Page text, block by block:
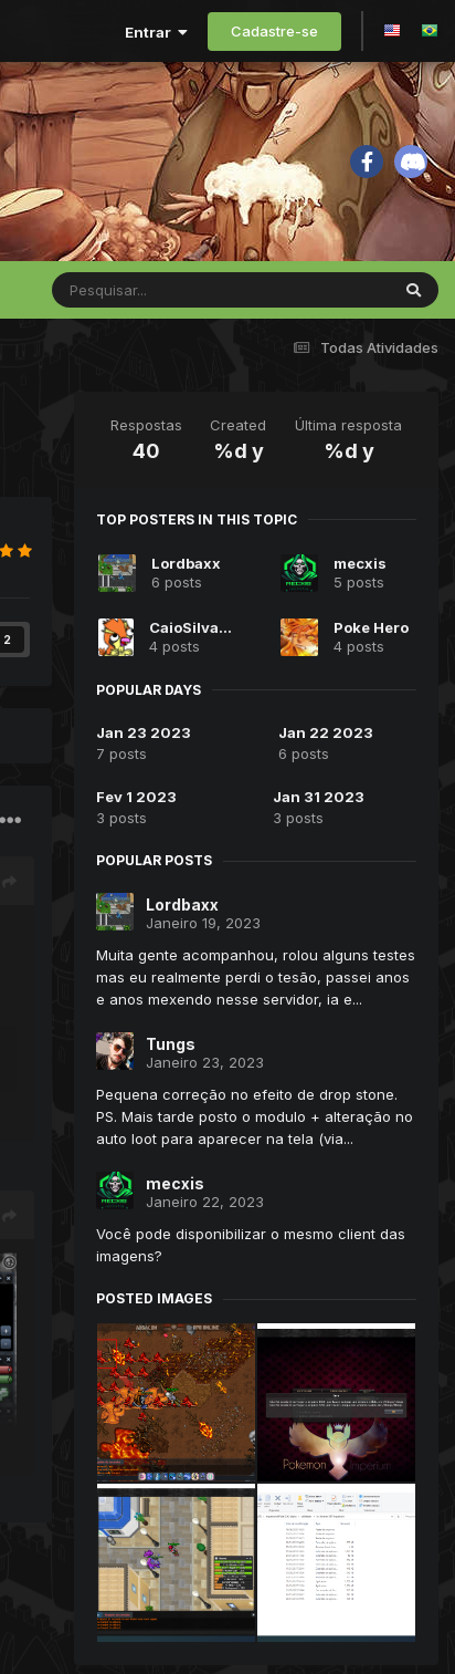
Entrar Cadastre-se
Todas Atividades
2
Respostas
40
Created
%d y
Última resposta
%d y
TOP POSTERS IN THIS TOPIC
Lordbaxx
6 posts
mecxis
5 posts
CaioSilva99
4 posts
Poke Hero
4 posts
POPULAR DAYS
Jan 23 2023
7 posts
Jan 22 2023
6 posts
Fev 1 2023
3 posts
Jan 31 2023
3 posts
POPULAR POSTS
Lordbaxx
Janeiro 19, 2023
Muita gente acompanhou, rolou alguns testes
mas eu realmente perdi o tesão, passei anos
e anos mexendo nesse servidor, ia e...
Tungs
Janeiro 23, 2023
Pequena correção no efeito de drop stone.
PS. Mais tarde posto o modulo + alteração no
auto loot para aparecer na tela (via...
mecxis
Janeiro 22, 2023
Você pode disponibilizar o mesmo client das
imagens?
POSTED IMAGES